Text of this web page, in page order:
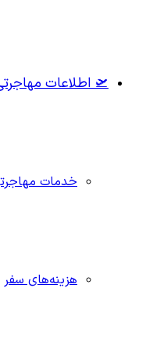
🛫 اطلاعات مهاجرتی
خدمات مهاجرتی
هزینه‌های سفر